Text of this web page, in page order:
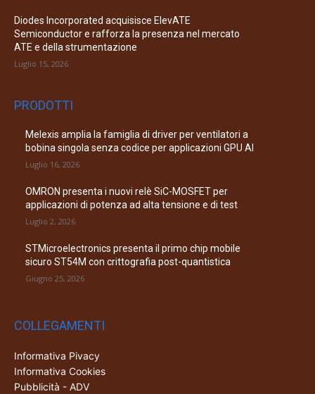
Diodes Incorporated acquisisce ElevATE
Semiconductor e rafforza la presenza nel mercato
ATE e della strumentazione
Luglio 15, 2026
PRODOTTI
Melexis amplia la famiglia di driver per ventilatori a
bobina singola senza codice per applicazioni GPU AI
Luglio 16, 2026
OMRON presenta i nuovi relè SiC-MOSFET per
applicazioni di potenza ad alta tensione e di test
Luglio 2, 2026
STMicroelectronics presenta il primo chip mobile
sicuro ST54M con crittografia post-quantistica
Giugno 25, 2026
COLLEGAMENTI
Informativa Pivacy
Informativa Cookies
Pubblicità - ADV